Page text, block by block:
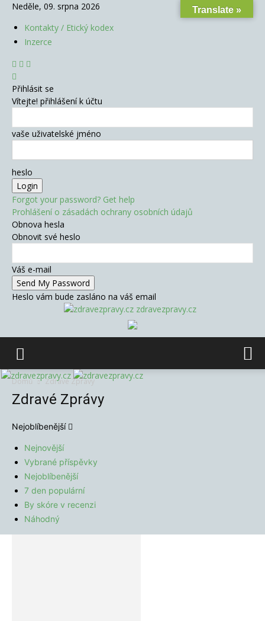
Neděle, 09. srpna 2026
Kontakty / Etický kodex
Inzerce
Přihlásit se
Vítejte! přihlášení k účtu
vaše uživatelské jméno
heslo
Forgot your password? Get help
Prohlášení o zásadách ochrany osobních údajů
Obnova hesla
Obnovit své heslo
Váš e-mail
Heslo vám bude zasláno na váš email
zdravezpravy.cz
Domů Zdravé Zprávy
Zdravé Zprávy
Nejoblíbenější
Nejnovější
Vybrané příspěvky
Nejoblíbenější
7 den populární
By skóre v recenzi
Náhodný
Translate »